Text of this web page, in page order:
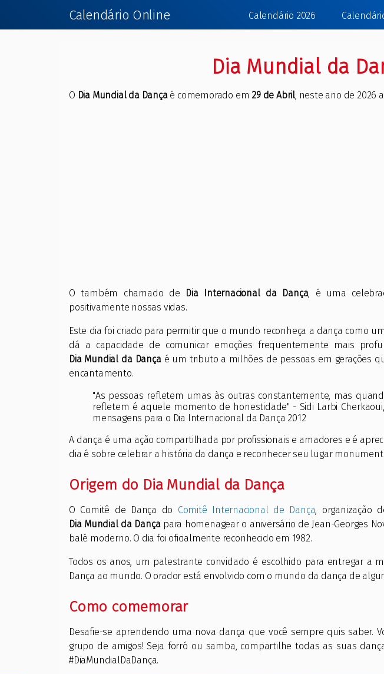
Calendário Online Calendário 2026
Dia Mundial da
O Dia Mundial da Dançaé comemorado em 29 de Abril, neste ano de 2026
O também chamado de Dia Internacional da Dança, é uma
positivamente nossas vidas.
Este dia foi criado para permitir que o mundo reconheça a dança como
dá a capacidade de comunicar emoções frequentemente mais
Dia Mundial da Dançaé um tributo a milhões de pessoas em gerações
encantamento.
"As pessoas refletem umas às outras constantemente, mas
refletem é aquele momento de honestidade" - Sidi Larbi
mensagens para o Dia Internacional da Dança 2012
A dança é uma ação compartilhada por profissionais e amadores e é
dia é sobre celebrar a história da dança e reconhecer seu lugar
Origem do Dia Mundial da Dança
O Comitê de Dança do Comitê Internacional de Dança, organização
Dia Mundial da Dançapara homenagear o aniversário de Jean-Georges
balé moderno. O dia foi oficialmente reconhecido em 1982.
Todos os anos, um palestrante convidado é escolhido para entregar a
Dança ao mundo. O orador está envolvido com o mundo da dança de
Como comemorar
Desafie-se aprendendo uma nova dança que você sempre quis saber.
grupo de amigos! Seja forró ou samba, compartilhe todas as suas
#DiaMundialDaDança.